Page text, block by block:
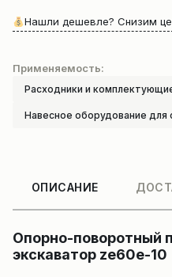
Нашли дешевле? Снизим
Применяемость:
Расходники и
Навесное оборудование для
ОПИСАНИЕ
Опорно-поворотный
экскаватор ze60e-10